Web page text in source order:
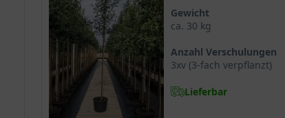
Gewicht
ca. 30 kg
Anzahl Verschulungen
3xv (3-fach verpflanzt)
Lieferbar